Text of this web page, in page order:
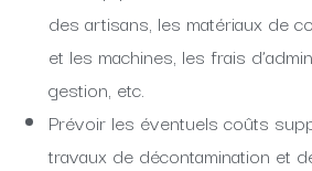
des artisans, les matériaux de
et les machines, les frais
gestion, etc.
Prévoir les éventuels coûts
travaux de décontamination et